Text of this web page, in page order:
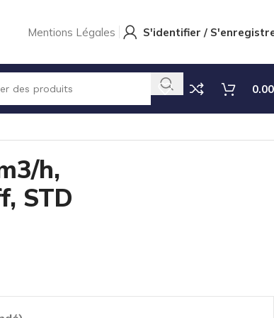
Mentions Légales S'identifier /
0.00
h,
STD